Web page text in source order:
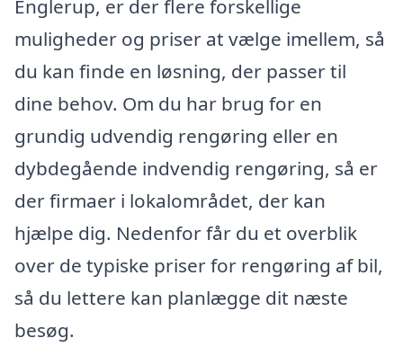
Englerup, er der flere forskellige
muligheder og priser at vælge imellem, så
du kan finde en løsning, der passer til
dine behov. Om du har brug for en
grundig udvendig rengøring eller en
dybdegående indvendig rengøring, så er
der firmaer i lokalområdet, der kan
hjælpe dig. Nedenfor får du et overblik
over de typiske priser for rengøring af bil,
så du lettere kan planlægge dit næste
besøg.